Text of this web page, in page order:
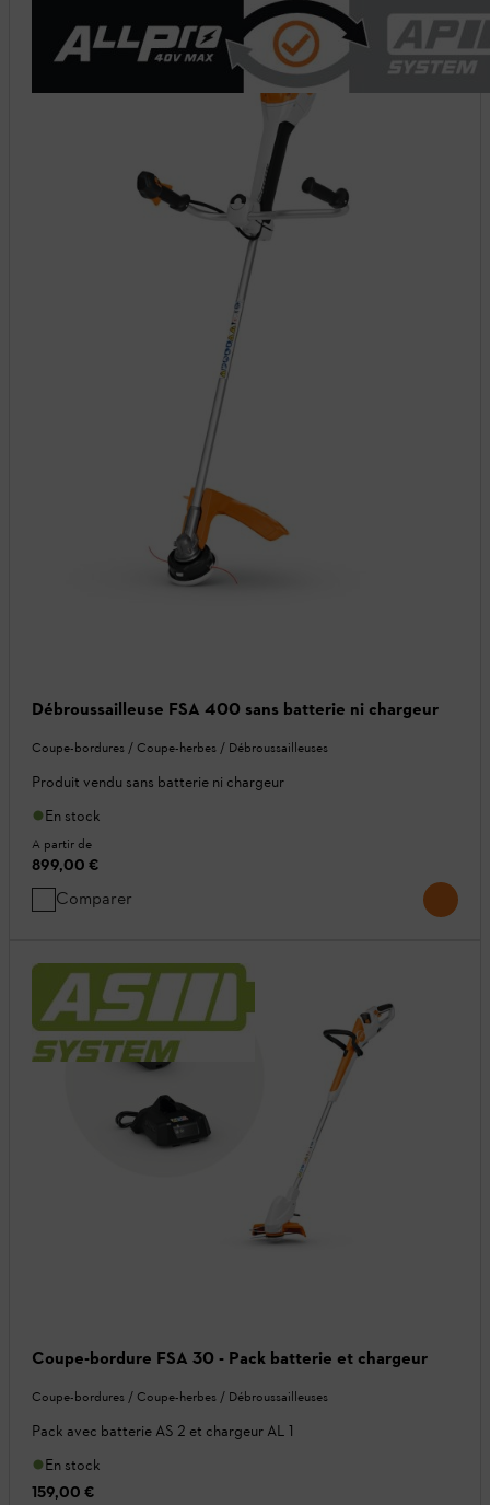
Débroussailleuse FSA 400 sans batterie ni chargeur
Coupe-bordures / Coupe-herbes / Débroussailleuses
Produit vendu sans batterie ni chargeur
En stock
A partir de
899,00 €
Comparer
Coupe-bordure FSA 30 - Pack batterie et chargeur
Coupe-bordures / Coupe-herbes / Débroussailleuses
Pack avec batterie AS 2 et chargeur AL 1
En stock
159,00 €